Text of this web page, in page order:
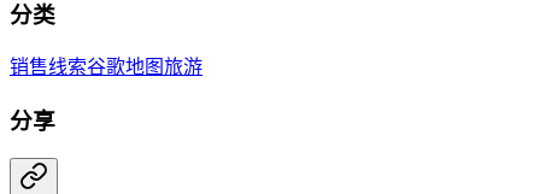
分类
销售线索谷歌地图旅游
分享